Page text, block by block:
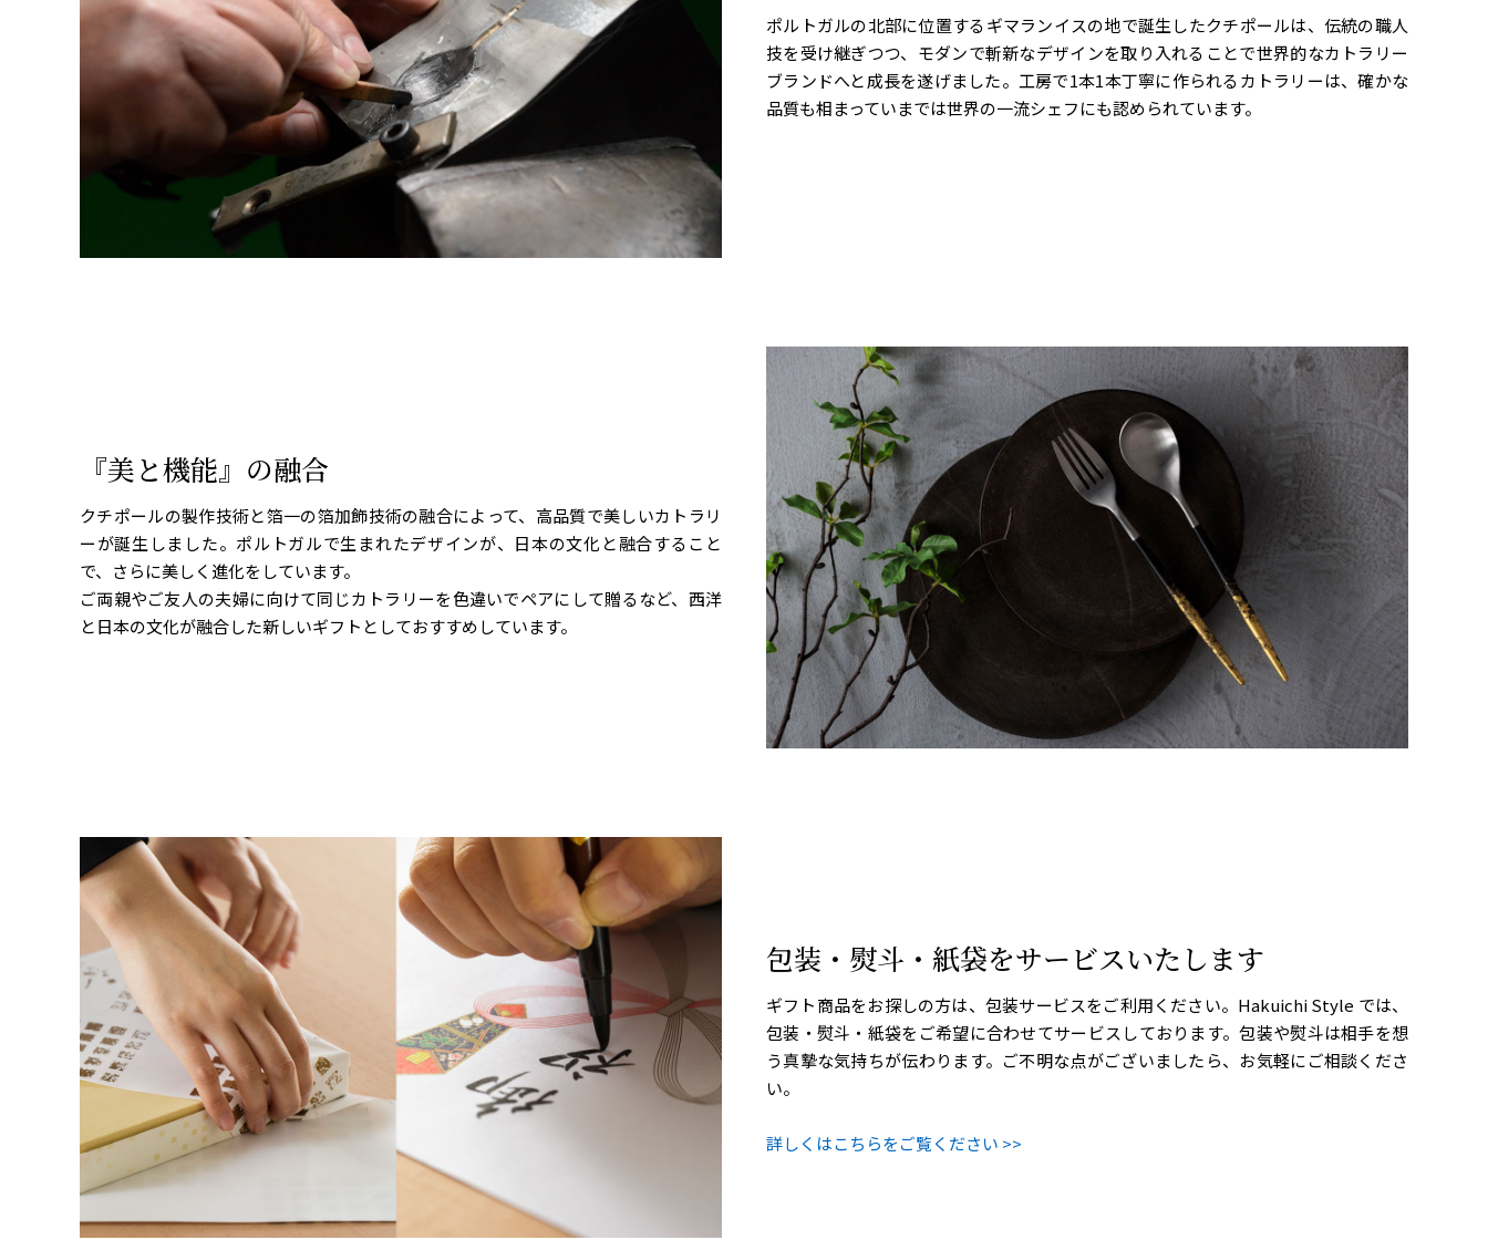
ポルトガルの北部に位置するギマランイスの地で誕生したクチポールは、伝統の職人
技を受け継ぎつつ、モダンで斬新なデザインを取り入れることで世界的なカトラリー
ブランドへと成長を遂げました。工房で1本1本丁寧に作られるカトラリーは、確かな
品質も相まっていまでは世界の一流シェフにも認められています。
『美と機能』の融合
クチポールの製作技術と箔一の箔加飾技術の融合によって、高品質で美しいカトラリ
ーが誕生しました。ポルトガルで生まれたデザインが、日本の文化と融合すること
で、さらに美しく進化をしています。
ご両親やご友人の夫婦に向けて同じカトラリーを色違いでペアにして贈るなど、西洋
と日本の文化が融合した新しいギフトとしておすすめしています。
包装・熨斗・紙袋をサービスいたします
ギフト商品をお探しの方は、包装サービスをご利用ください。Hakuichi Style では、
包装・熨斗・紙袋をご希望に合わせてサービスしております。包装や熨斗は相手を想
う真摯な気持ちが伝わります。ご不明な点がございましたら、お気軽にご相談くださ
い。
詳しくはこちらをご覧ください >>